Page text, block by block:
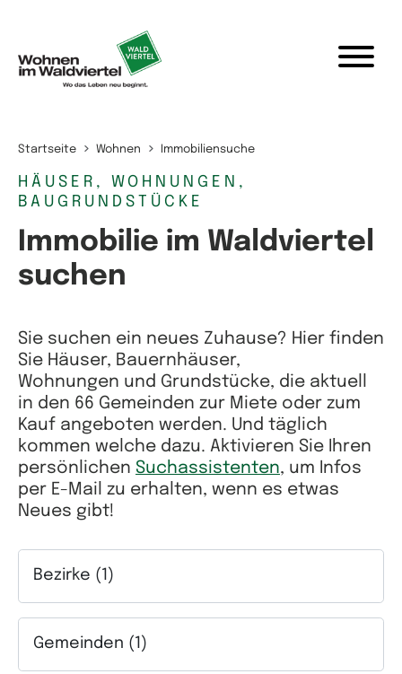
Startseite Wohnen Immobiliensuche
HÄUSER, WOHNUNGEN,
BAUGRUNDSTÜCKE
Immobilie im Waldviertel
suchen
Sie suchen ein neues Zuhause? Hier finden
Sie Häuser, Bauernhäuser,
Wohnungen und Grundstücke, die aktuell
in den 66 Gemeinden zur Miete oder zum
Kauf angeboten werden. Und täglich
kommen welche dazu. Aktivieren Sie Ihren
persönlichen Suchassistenten, um Infos
per E-Mail zu erhalten, wenn es etwas
Neues gibt!
Bezirke (1)
Gemeinden (1)